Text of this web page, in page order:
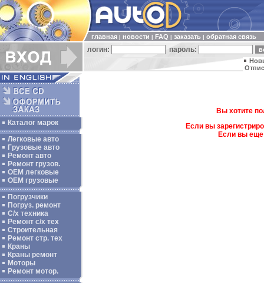
главная новости FAQ заказать обратная связь
логин: пароль:
Каталог марок
Легковые авто
Грузовые авто
Ремонт авто
Ремонт грузов.
ОЕМ легковые
OEM грузовые
Погрузчики
Погруз. ремонт
С/х техника
Ремонт с/х тех
Строительная
Ремонт стр. тех
Краны
Краны ремонт
Моторы
Ремонт мотор.
Вы хотите
Если вы
Если вы еще